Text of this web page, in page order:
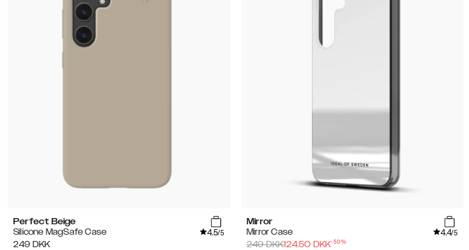
Perfect Beige
Silicone MagSafe Case
4.5/5
249 DKK
Mirror
Mirror Case
4.4/5
249DKK124.50 DKK-50%